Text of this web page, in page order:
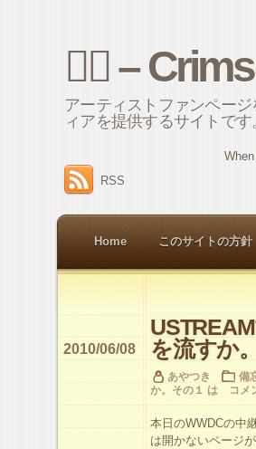
⌘ –
アーティストファンペー
ィアを提供するサイトです
RSS
Home このサイトの方針
を流すか
2010/06/08
あやつき 備
か。その１ は
コメ
本日のWWDCの中
は開かないページ